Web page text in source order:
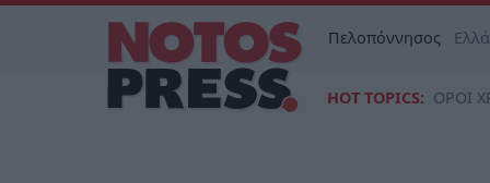
Πελοπόννησος
HOT TOPICS: ΟΡΟΙ